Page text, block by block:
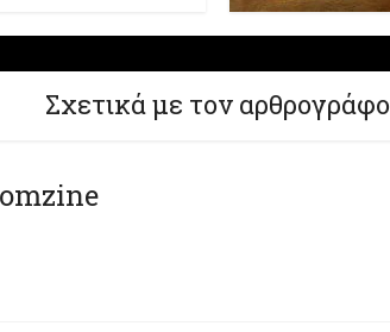
Σχετικά με τον αρθρογράφο